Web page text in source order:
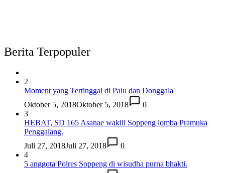
Berita Terpopuler
2
Moment yang Tertinggal di Palu dan Donggala
Oktober 5, 2018Oktober 5, 2018
0
3
HEBAT, SD 165 Asanae wakili Soppeng lomba Pramuka
Penggalang.
Juli 27, 2018Juli 27, 2018
0
4
5 anggota Polres Soppeng di wisudha purna bhakti.